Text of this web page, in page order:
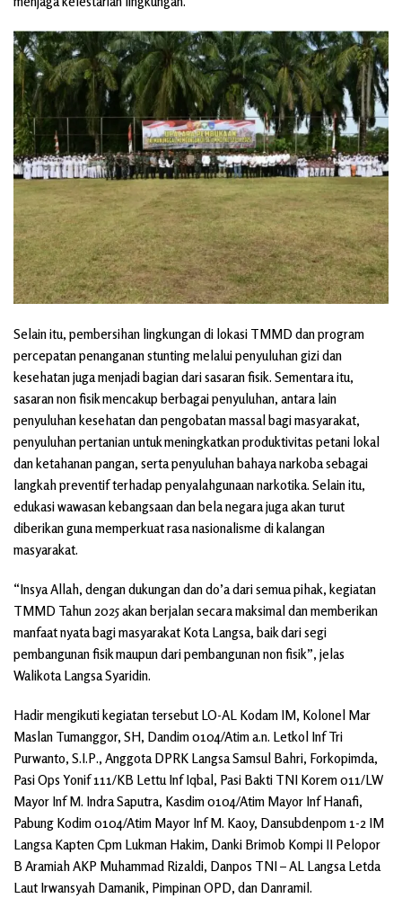
Selain itu, pembersihan lingkungan di lokasi TMMD dan program
percepatan penanganan stunting melalui penyuluhan gizi dan
kesehatan juga menjadi bagian dari sasaran fisik. Sementara itu,
sasaran non fisik mencakup berbagai penyuluhan, antara lain
penyuluhan kesehatan dan pengobatan massal bagi masyarakat,
penyuluhan pertanian untuk meningkatkan produktivitas petani lokal
dan ketahanan pangan, serta penyuluhan bahaya narkoba sebagai
langkah preventif terhadap penyalahgunaan narkotika. Selain itu,
edukasi wawasan kebangsaan dan bela negara juga akan turut
diberikan guna memperkuat rasa nasionalisme di kalangan
masyarakat.
“Insya Allah, dengan dukungan dan do’a dari semua pihak, kegiatan
TMMD Tahun 2025 akan berjalan secara maksimal dan memberikan
manfaat nyata bagi masyarakat Kota Langsa, baik dari segi
pembangunan fisik maupun dari pembangunan non fisik”, jelas
Walikota Langsa Syaridin.
Hadir mengikuti kegiatan tersebut LO-AL Kodam IM, Kolonel Mar
Maslan Tumanggor, SH, Dandim 0104/Atim a.n. Letkol Inf Tri
Purwanto, S.I.P., Anggota DPRK Langsa Samsul Bahri, Forkopimda,
Pasi Ops Yonif 111/KB Lettu Inf Iqbal, Pasi Bakti TNI Korem 011/LW
Mayor Inf M. Indra Saputra, Kasdim 0104/Atim Mayor Inf Hanafi,
Pabung Kodim 0104/Atim Mayor Inf M. Kaoy, Dansubdenpom 1-2 IM
Langsa Kapten Cpm Lukman Hakim, Danki Brimob Kompi II Pelopor
B Aramiah AKP Muhammad Rizaldi, Danpos TNI – AL Langsa Letda
Laut Irwansyah Damanik, Pimpinan OPD, dan Danramil.